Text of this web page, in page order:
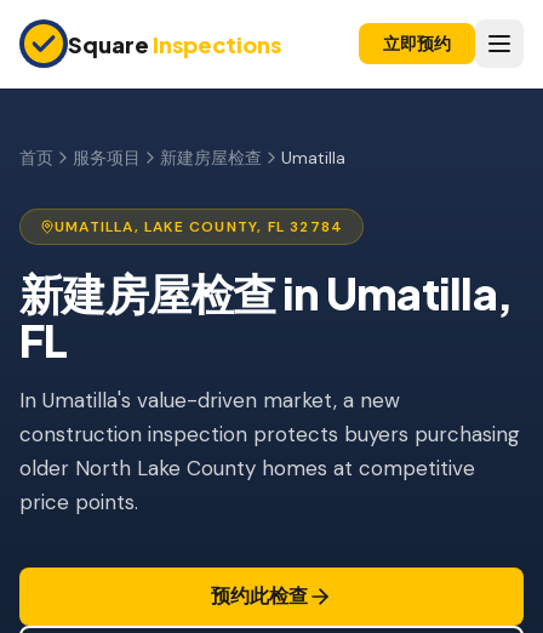
Square Inspections 立即预约
购房前检查
11个月保修检查
公寓检查
上市前检查
投资房产
保险检查
四点检查
首页 服务项目 新建房屋检查 Umatilla
UMATILLA,LAKE COUNTY, FL 32784
新建房屋检查in Umatilla,
FL
In Umatilla's value-driven market, a new
construction inspection protects buyers purchasing
older North Lake County homes at competitive
price points.
预约此检查